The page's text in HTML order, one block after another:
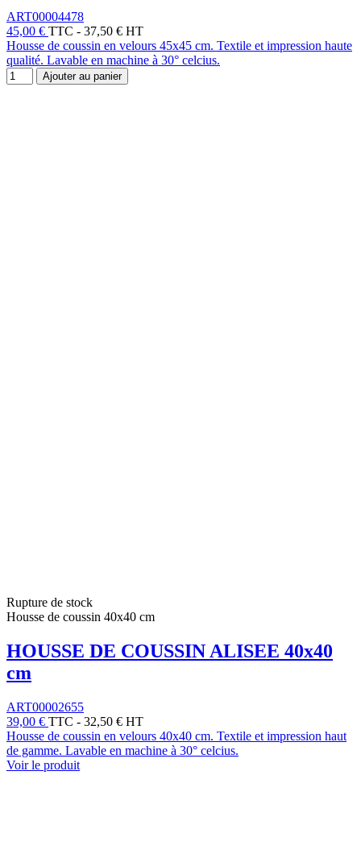
ART00004478
45,00 € TTC - 37,50 € HT
Housse de coussin en velours 45x45 cm. Textile et impression haute
qualité. Lavable en machine à 30° celcius.
Ajouter au panier
Rupture de stock
Housse de coussin 40x40 cm
HOUSSE DE COUSSIN ALISEE 40x40
cm
ART00002655
39,00 € TTC - 32,50 € HT
Housse de coussin en velours 40x40 cm. Textile et impression haut
de gamme. Lavable en machine à 30° celcius.
Voir le produit